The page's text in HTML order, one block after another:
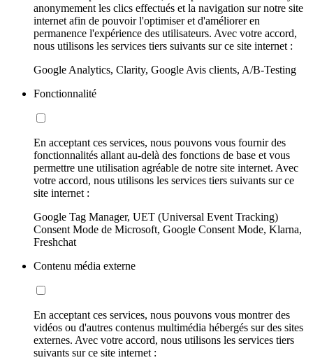
anonymement les clics effectués et la navigation sur notre site
internet afin de pouvoir l'optimiser et d'améliorer en
permanence l'expérience des utilisateurs. Avec votre accord,
nous utilisons les services tiers suivants sur ce site internet :
Google Analytics, Clarity, Google Avis clients, A/B-Testing
Fonctionnalité
En acceptant ces services, nous pouvons vous fournir des
fonctionnalités allant au-delà des fonctions de base et vous
permettre une utilisation agréable de notre site internet. Avec
votre accord, nous utilisons les services tiers suivants sur ce
site internet :
Google Tag Manager, UET (Universal Event Tracking)
Consent Mode de Microsoft, Google Consent Mode, Klarna,
Freshchat
Contenu média externe
En acceptant ces services, nous pouvons vous montrer des
vidéos ou d'autres contenus multimédia hébergés sur des sites
externes. Avec votre accord, nous utilisons les services tiers
suivants sur ce site internet :